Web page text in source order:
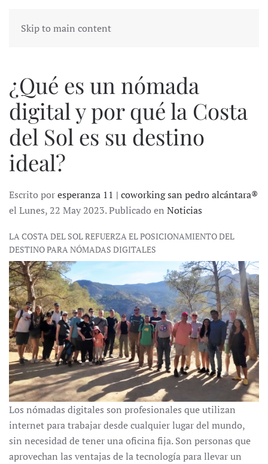
Skip to main content
¿Qué es un nómada
digital y por qué la Costa
del Sol es su destino
ideal?
Escrito poresperanza 11 | coworking san pedro alcántara®
el Lunes, 22 May 2023. Publicado en Noticias
LA COSTA DEL SOL REFUERZA EL POSICIONAMIENTO DEL
DESTINO PARA NÓMADAS DIGITALES
Los nómadas digitales son profesionales que utilizan
internet para trabajar desde cualquier lugar del mundo,
sin necesidad de tener una oficina fija. Son personas que
aprovechan las ventajas de la tecnología para llevar un